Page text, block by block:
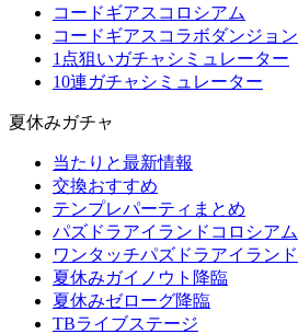
コードギアスコロシアム
コードギアスコラボダンジョン
1点狙いガチャシミュレーター
10連ガチャシミュレーター
夏休みガチャ
当たりと最新情報
交換おすすめ
テンプレパーティまとめ
パズドラアイランドコロシアム
ワンタッチパズドラアイランド
夏休みガイノウト降臨
夏休みゼローグ降臨
TBライブステージ